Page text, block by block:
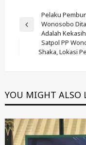
Navigation
Previous
Pelaku
Wonosobo
Adalah
Next
Satpol PP
Shaka, Lokasi
YOU MIGHT ALSO